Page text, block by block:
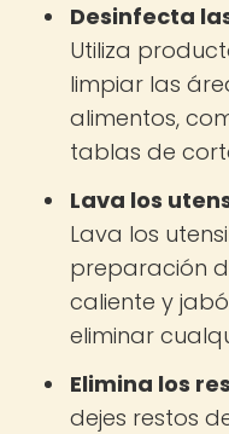
Desinfecta
Utiliza
limpiar las
alimentos,
tablas de
Lava los
Lava los
preparación
caliente y
eliminar
Elimina los
dejes restos